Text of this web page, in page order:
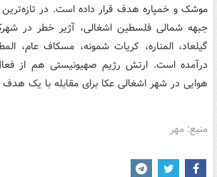
موشک و خمپاره هدف قرار داده است. در تازه‌ترین
جبهه شمالی فلسطین اشغالی، آژیر خطر در
گیلعاد، المناره، کریات شمونه، مسکاف عام،
درآمده است. ارتش رژیم صهیونیستی هم از
هوایی در شهر اشغالی عکا برای مقابله با یک
منبع: مهر